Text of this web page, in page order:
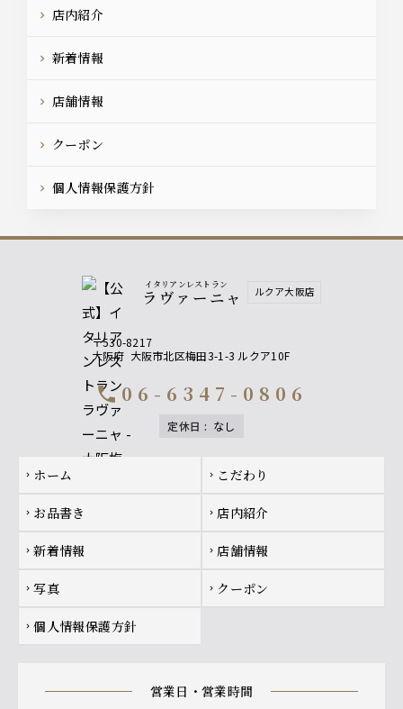
店内紹介
新着情報
店舗情報
クーポン
個人情報保護方針
イタリアンレストラン
ラヴァーニャ ルクア大阪店
〒530-8217
大阪府 大阪市北区梅田3-1-3 ルクア10F
call06-6347-0806
定休日 : なし
Footer navigation
chevron_right ホーム chevron_right こだわり
chevron_right お品書き chevron_right 店内紹介
chevron_right 新着情報 chevron_right 店舗情報
chevron_right 写真 chevron_right クーポン
chevron_right 個人情報保護方針
営業日・営業時間